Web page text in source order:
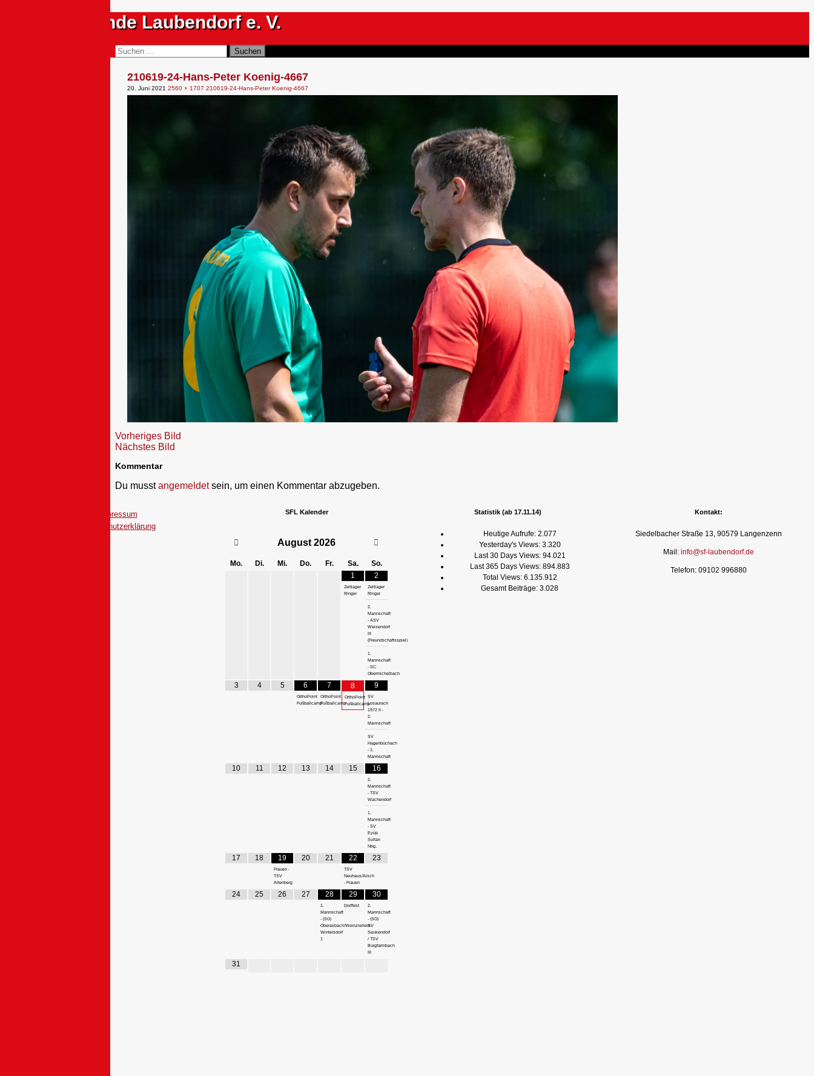
Sportfreunde Laubendorf e. V.
Suchen
nach:
210619-24-Hans-Peter Koenig-4667
20. Juni 2021 2560 × 1707 210619-24-Hans-Peter Koenig-4667
Vorheriges Bild
Nächstes Bild
Kommentar
Du musstangemeldetsein, um einen Kommentar abzugeben.
Impressum
Datenschutzerklärung
SFL Kalender
August 2026
Mo. Di. Mi. Do. Fr. Sa.
So.
1
Zeltlager
Ringer
2
Zeltlager
Ringer
2.
Mannschaft
- ASV
Weisendorf
(Freundschaftsspiel)
1.
Mannschaft
- SC
Obermichelbach
3 4 5 6
OrthoPoint
Fußballcamp
7
OrthoPoint
Fußballcamp
8
OrthoPoint
Fußballcamp
9
SV
Losaurach
1972 II -
2.
Mannschaft
SV
Hagenbüchach
- 1.
Mannschaft
10 11 12 13 14 15 16
2.
Mannschaft
- TSV
Wachendorf
1.
Mannschaft
- SV
Eyüp
Sultan
Nbg.
17 18 19
Frauen -
TSV
Altenberg
20 21 22
TSV
Neuhaus/Aisch
- Frauen
23
24 25 26 27 28
1.
Mannschaft
- (SG)
Oberasbach/Weinzierlein-
Wintersdorf
1
29
Dorffest
30
2.
Mannschaft
- (SG)
SV
Seukendorf
/ TSV
Burgfarrnbach
31
Statistik (ab 17.11.14)
Heutige Aufrufe: 2.077
Yesterday's Views: 3.320
Last 30 Days Views: 94.021
Last 365 Days Views: 894.883
Total Views: 6.135.912
Gesamt Beiträge: 3.028
Kontakt:
Siedelbacher Straße 13, 90579 Langenzenn
Mail: info@sf-laubendorf.de
Telefon: 09102 996880